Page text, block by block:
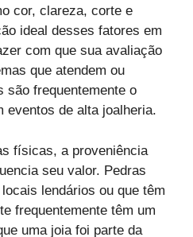
cor, clareza, corte e
ideal desses fatores em
com que sua avaliação
que atendem ou
são frequentemente o
eventos de alta joalheria.
físicas, a proveniência
seu valor. Pedras
lendários ou que têm
frequentemente têm um
uma joia foi parte da